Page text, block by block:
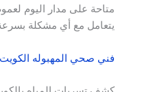
متاحة على مدار اليوم
يتعامل مع أي مشكلة
فني صحي المهبوله الكويت